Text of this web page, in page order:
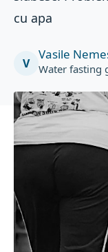
cu apa
V
Vasile
Water fasting